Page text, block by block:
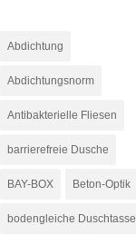
Abdichtung
Abdichtungsnorm
Antibakterielle Fliesen
barrierefreie Dusche
BAY-BOX Beton-Optik
bodengleiche Duschtasse